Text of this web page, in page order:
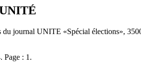
du journal UNITE «Spécial élections»,
Page : 1.